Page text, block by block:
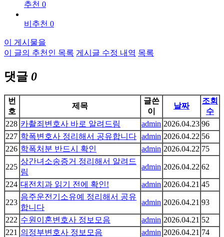
추천 0
비추천 0
이 게시물을
이 글의 추천인 목록 게시글 수정 내역 목록
댓글 0
번
호
제목
글쓴
이
날짜
조회
수
228 카촬죄변호사 바로 알려드림 admin 2026.04.23 96
227 학폭변호사 정리해서 공유합니다 admin 2026.04.22 56
226 학폭처분 반드시 확인 admin 2026.04.22 75
225
상간녀소송증거 정리해서 알려드
림
admin 2026.04.22 62
224 대전치과 읽기 전에 확인! admin 2026.04.21 45
223
음주운전기소유예 정리해서 공유
합니다
admin 2026.04.21 93
222 수원이혼변호사 정보모음 admin 2026.04.21 52
221 의정부변호사 정보모음 admin 2026.04.21 74